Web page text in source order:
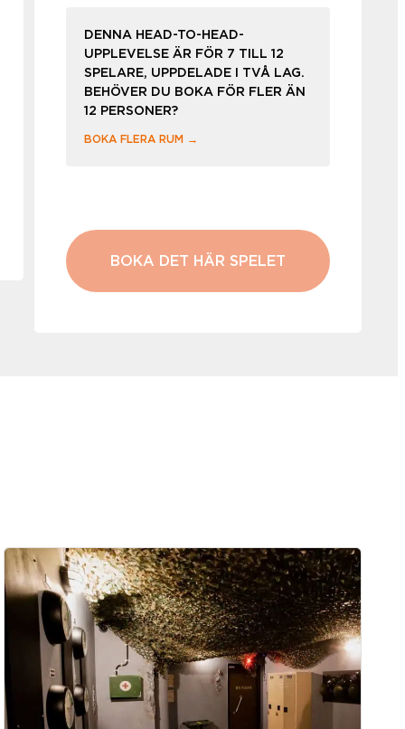
DENNA HEAD-TO-HEAD-
UPPLEVELSE ÄR FÖR 7 TILL 12
SPELARE, UPPDELADE I TVÅ LAG.
BEHÖVER DU BOKA FÖR FLER ÄN
12 PERSONER?
BOKA FLERA RUM →
BOKA DET HÄR SPELET